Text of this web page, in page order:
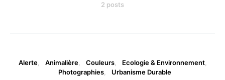
2 posts
Alerte Animalière Couleurs
Ecologie & Environnement
Photographies
Urbanisme Durable